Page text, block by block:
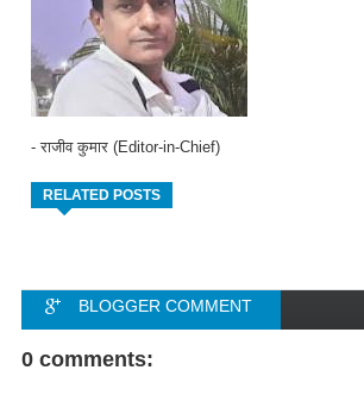
- राजीव कुमार (Editor-in-Chief)
RELATED POSTS
BLOGGER COMMENT
FACEBOOK COMMENT
0 comments: